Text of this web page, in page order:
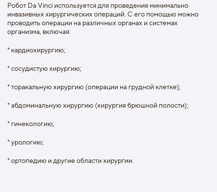
Робот Da Vinci используется для проведения минимально
инвазивных хирургических операций. С его помощью можно
проводить операции на различных органах и системах
организма, включая:
* кардиохирургию;
* сосудистую хирургию;
* торакальную хирургию (операции на грудной клетке);
* абдоминальную хирургию (хирургия брюшной полости);
* гинекологию;
* урологию;
* ортопедию и другие области хирургии.